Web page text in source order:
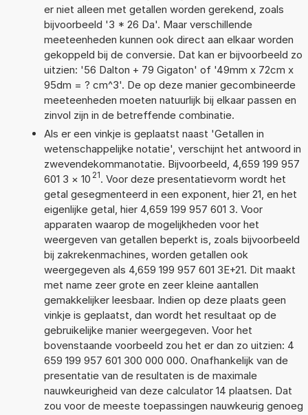
er niet alleen met getallen worden gerekend, zoals
bijvoorbeeld '3 * 26 Da'. Maar verschillende
meeteenheden kunnen ook direct aan elkaar worden
gekoppeld bij de conversie. Dat kan er bijvoorbeeld zo
uitzien: '56 Dalton + 79 Gigaton' of '49mm x 72cm x
95dm = ? cm^3'. De op deze manier gecombineerde
meeteenheden moeten natuurlijk bij elkaar passen en
zinvol zijn in de betreffende combinatie.
Als er een vinkje is geplaatst naast 'Getallen in
wetenschappelijke notatie', verschijnt het antwoord in
zwevendekommanotatie. Bijvoorbeeld, 4,659 199 957
601 3 × 10 21. Voor deze presentatievorm wordt het
getal gesegmenteerd in een exponent, hier 21, en het
eigenlijke getal, hier 4,659 199 957 601 3. Voor
apparaten waarop de mogelijkheden voor het
weergeven van getallen beperkt is, zoals bijvoorbeeld
bij zakrekenmachines, worden getallen ook
weergegeven als 4,659 199 957 601 3E+21. Dit maakt
met name zeer grote en zeer kleine aantallen
gemakkelijker leesbaar. Indien op deze plaats geen
vinkje is geplaatst, dan wordt het resultaat op de
gebruikelijke manier weergegeven. Voor het
bovenstaande voorbeeld zou het er dan zo uitzien: 4
659 199 957 601 300 000 000. Onafhankelijk van de
presentatie van de resultaten is de maximale
nauwkeurigheid van deze calculator 14 plaatsen. Dat
zou voor de meeste toepassingen nauwkeurig genoeg